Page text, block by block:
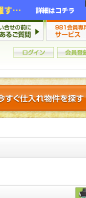
2年連続増加・15年ぶりの大チャンス到来！初心者からプロまで網羅する「競売不動産・超実践投資セミナー」♦神奈川県 横浜 in 神奈川 詳細はコチラ